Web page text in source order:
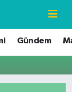
Gündem